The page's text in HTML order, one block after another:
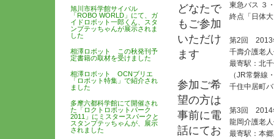
旭川市科学館サイパル
「ROBO WORLD」にて、ガ
イドロボット一郎くん、スタ
ンプテッちゃんが展示されま
した
相澤ロボット この秋発刊予
定書籍の取材を受けました
相澤ロボット OCNブリエ
「ロボット特集」で紹介され
ました
多摩六都科学館にて開催され
た「ロクトロボットパーク
2011」にミスタースパークと
スタンプテッちゃんが、展示
されました
東急バス ３
終点「日体
第2回 2013
千壽介護老
最寄駅：北
（JR常磐線
千住中居町
第3回 2014
龍岡介護老
最寄駅：本
どなたで
もご参加
いただけ
ます
参加ご希
望の方は
事前に電
話にてお